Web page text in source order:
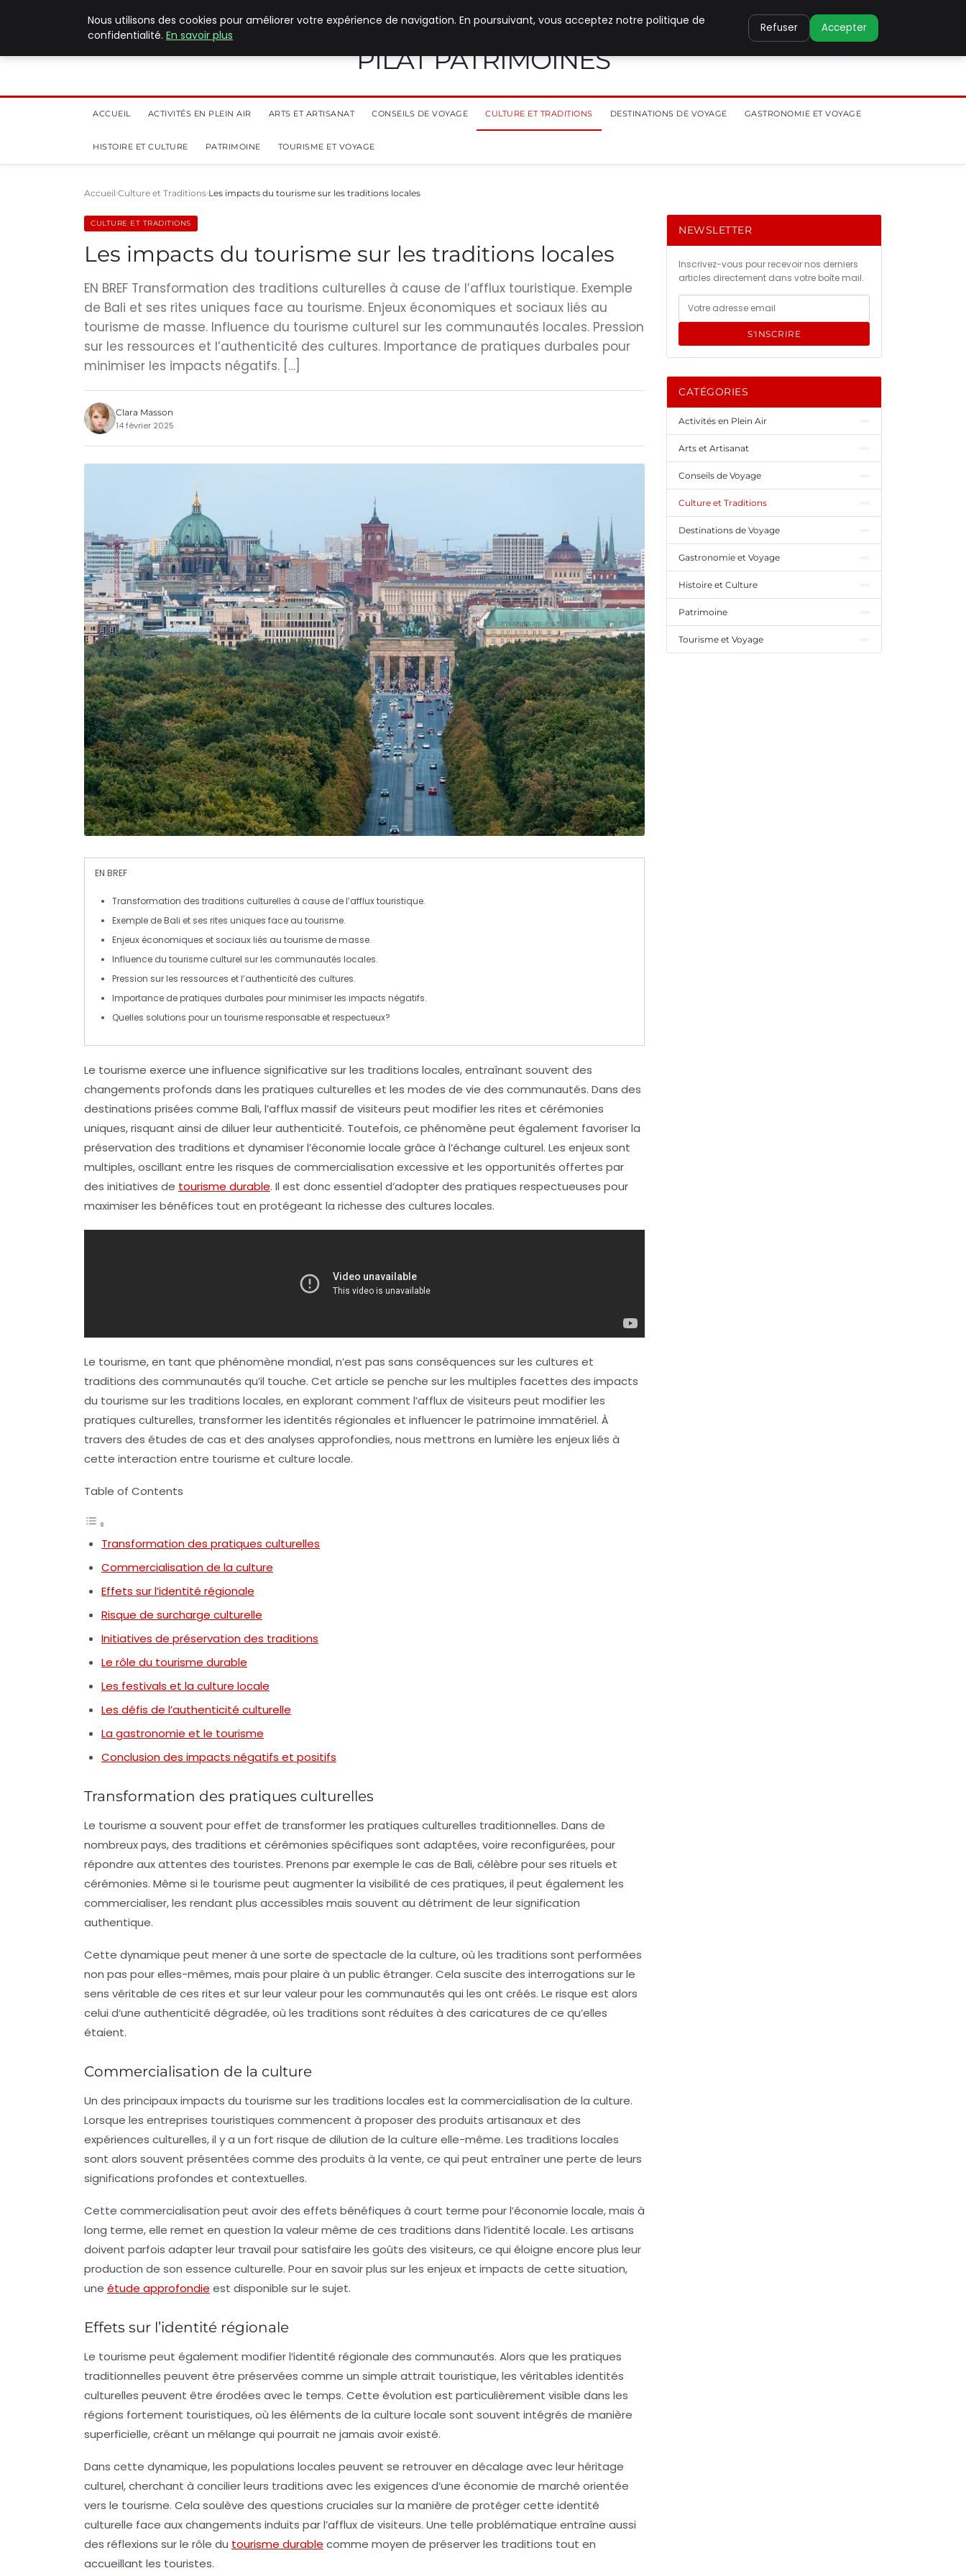
PILAT PATRIMOINES
ACCUEIL ACTIVITÉS EN PLEIN AIR ARTS ET ARTISANAT CONSEILS DE VOYAGE CULTURE ET TRADITIONS DESTINATIONS DE VOYAGE GASTRONOMIE ET VOYAGE
HISTOIRE ET CULTURE PATRIMOINE TOURISME ET VOYAGE
Accueil Culture et Traditions Les impacts du tourisme sur les traditions locales
CULTURE ET TRADITIONS
Les impacts du tourisme sur les traditions locales
EN BREF Transformation des traditions culturelles à cause de l’afflux touristique. Exemple
de Bali et ses rites uniques face au tourisme. Enjeux économiques et sociaux liés au
tourisme de masse. Influence du tourisme culturel sur les communautés locales. Pression
sur les ressources et l’authenticité des cultures. Importance de pratiques durbales pour
minimiser les impacts négatifs. […]
Clara Masson
14 février 2025
EN BREF
Transformation des traditions culturelles à cause de l’afflux touristique.
Exemple deBali et ses rites uniques face au tourisme.
Enjeux économiques et sociauxliés au tourisme de masse.
Influence du tourisme culturel sur les communautés locales.
Pression sur les ressources et l’authenticité des cultures.
Importance de pratiques durbales pour minimiser les impacts négatifs.
Quelles solutions pour un tourisme responsable et respectueux?
Le tourisme exerce une influence significative sur les traditions locales, entraînant souvent des
changements profonds dans les pratiques culturelles et les modes de vie des communautés. Dans des
destinations prisées comme Bali, l’afflux massif de visiteurs peut modifier les rites et cérémonies
uniques, risquant ainsi de diluer leur authenticité. Toutefois, ce phénomène peut également favoriser la
préservation des traditions et dynamiser l’économie locale grâce à l’échange culturel. Les enjeux sont
multiples, oscillant entre les risques de commercialisation excessive et les opportunités offertes par
des initiatives de tourisme durable. Il est donc essentiel d’adopter des pratiques respectueuses pour
maximiser les bénéfices tout en protégeant la richesse des cultures locales.
Le tourisme, en tant que phénomène mondial, n’est pas sans conséquences sur les cultures et
traditions des communautés qu’il touche. Cet article se penche sur les multiples facettes des impacts
du tourisme sur les traditions locales, en explorant comment l’afflux de visiteurs peut modifier les
pratiques culturelles, transformer les identités régionales et influencer le patrimoine immatériel. À
travers des études de cas et des analyses approfondies, nous mettrons en lumière les enjeux liés à
cette interaction entre tourisme et culture locale.
Table of Contents
Transformation des pratiques culturelles
Commercialisation de la culture
Effets sur l’identité régionale
Risque de surcharge culturelle
Initiatives de préservation des traditions
Le rôle du tourisme durable
Les festivals et la culture locale
Les défis de l’authenticité culturelle
La gastronomie et le tourisme
Conclusion des impacts négatifs et positifs
Transformation des pratiques culturelles
Le tourisme a souvent pour effet de transformer les pratiques culturelles traditionnelles. Dans de
nombreux pays, des traditions et cérémonies spécifiques sont adaptées, voire reconfigurées, pour
répondre aux attentes des touristes. Prenons par exemple le cas de Bali, célèbre pour ses rituels et
cérémonies. Même si le tourisme peut augmenter la visibilité de ces pratiques, il peut également les
commercialiser, les rendant plus accessibles mais souvent au détriment de leur signification
authentique.
Cette dynamique peut mener à une sorte de spectacle de la culture, où les traditions sont performées
non pas pour elles-mêmes, mais pour plaire à un public étranger. Cela suscite des interrogations sur le
sens véritable de ces rites et sur leur valeur pour les communautés qui les ont créés. Le risque est alors
celui d’une authenticité dégradée, où les traditions sont réduites à des caricatures de ce qu’elles
étaient.
Commercialisation de la culture
Un des principaux impacts du tourisme sur les traditions locales est la commercialisation de la culture.
Lorsque les entreprises touristiques commencent à proposer des produits artisanaux et des
expériences culturelles, il y a un fort risque de dilution de la culture elle-même. Les traditions locales
sont alors souvent présentées comme des produits à la vente, ce qui peut entraîner une perte de leurs
significations profondes et contextuelles.
Cette commercialisation peut avoir des effets bénéfiques à court terme pour l’économie locale, mais à
long terme, elle remet en question la valeur même de ces traditions dans l’identité locale. Les artisans
doivent parfois adapter leur travail pour satisfaire les goûts des visiteurs, ce qui éloigne encore plus leur
production de son essence culturelle. Pour en savoir plus sur les enjeux et impacts de cette situation,
une étude approfondie est disponible sur le sujet.
Effets sur l’identité régionale
Le tourisme peut également modifier l’identité régionale des communautés. Alors que les pratiques
traditionnelles peuvent être préservées comme un simple attrait touristique, les véritables identités
culturelles peuvent être érodées avec le temps. Cette évolution est particulièrement visible dans les
régions fortement touristiques, où les éléments de la culture locale sont souvent intégrés de manière
superficielle, créant un mélange qui pourrait ne jamais avoir existé.
Dans cette dynamique, les populations locales peuvent se retrouver en décalage avec leur héritage
culturel, cherchant à concilier leurs traditions avec les exigences d’une économie de marché orientée
vers le tourisme. Cela soulève des questions cruciales sur la manière de protéger cette identité
culturelle face aux changements induits par l’afflux de visiteurs. Une telle problématique entraîne aussi
des réflexions sur le rôle du tourisme durable comme moyen de préserver les traditions tout en
accueillant les touristes.
NEWSLETTER
Inscrivez-vous pour recevoir nos derniers
articles directement dans votre boîte mail.
S'INSCRIRE
CATÉGORIES
Activités en Plein Air
Arts et Artisanat
Conseils de Voyage
Culture et Traditions
Destinations de Voyage
Gastronomie et Voyage
Histoire et Culture
Patrimoine
Tourisme et Voyage
Nous utilisons des cookies pour améliorer votre expérience de navigation. En poursuivant, vous acceptez notre politique de
confidentialité. En savoir plus
Refuser Accepter